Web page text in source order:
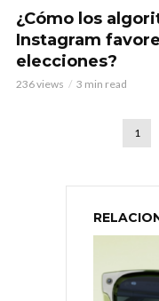
¿Cómo los
Instagram
elecciones?
236 views 3 min read
1